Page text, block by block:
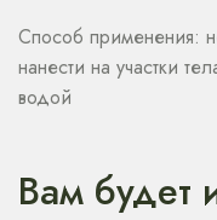
Способ применения:
нанести на участки
водой
Вам будет